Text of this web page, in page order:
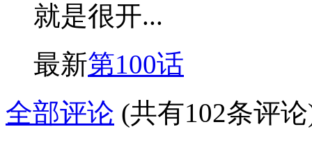
就是很开...
最新第100话
全部评论 (共有102条评